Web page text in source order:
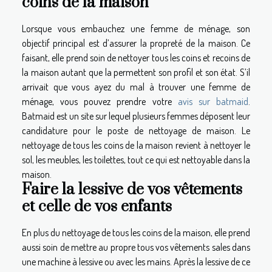
Lorsque vous embauchez une femme de ménage, son
objectif principal est d’assurer la propreté de la maison. Ce
faisant, elle prend soin de nettoyer tous les coins et recoins de
la maison autant que la permettent son profil et son état. S’il
arrivait que vous ayez du mal à trouver une femme de
ménage, vous pouvez prendre votre avis sur batmaid
Batmaid est un site sur lequel plusieurs femmes déposent leur
candidature pour le poste de nettoyage de maison. Le
nettoyage de tous les coins de la maison revient à nettoyer le
sol, les meubles, les toilettes, tout ce qui est nettoyable dans la
maison.
Faire la lessive de vos vêtements
et celle de vos enfants
En plus du nettoyage de tous les coins de la maison, elle prend
aussi soin de mettre au propre tous vos vêtements sales dans
une machine à lessive ou avec les mains. Après la lessive de ce